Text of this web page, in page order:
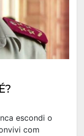
escondi o
com